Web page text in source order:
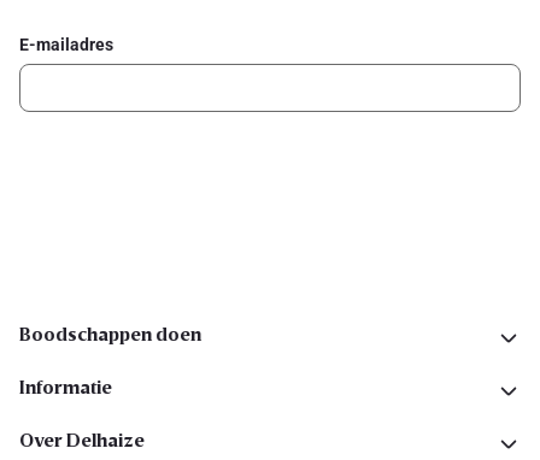
E-mailadres
Boodschappen doen
Informatie
Over Delhaize